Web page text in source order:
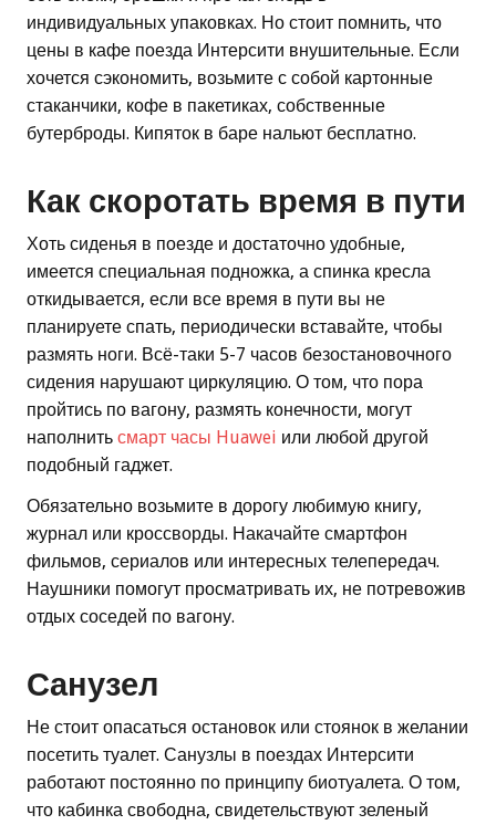
индивидуальных упаковках. Но стоит помнить, что
цены в кафе поезда Интерсити внушительные. Если
хочется сэкономить, возьмите с собой картонные
стаканчики, кофе в пакетиках, собственные
бутерброды. Кипяток в баре нальют бесплатно.
Как скоротать время в пути
Хоть сиденья в поезде и достаточно удобные,
имеется специальная подножка, а спинка кресла
откидывается, если все время в пути вы не
планируете спать, периодически вставайте, чтобы
размять ноги. Всё-таки 5-7 часов безостановочного
сидения нарушают циркуляцию. О том, что пора
пройтись по вагону, размять конечности, могут
наполнить смарт часы Huawei или любой другой
подобный гаджет.
Обязательно возьмите в дорогу любимую книгу,
журнал или кроссворды. Накачайте смартфон
фильмов, сериалов или интересных телепередач.
Наушники помогут просматривать их, не потревожив
отдых соседей по вагону.
Санузел
Не стоит опасаться остановок или стоянок в желании
посетить туалет. Санузлы в поездах Интерсити
работают постоянно по принципу биотуалета. О том,
что кабинка свободна, свидетельствуют зеленый